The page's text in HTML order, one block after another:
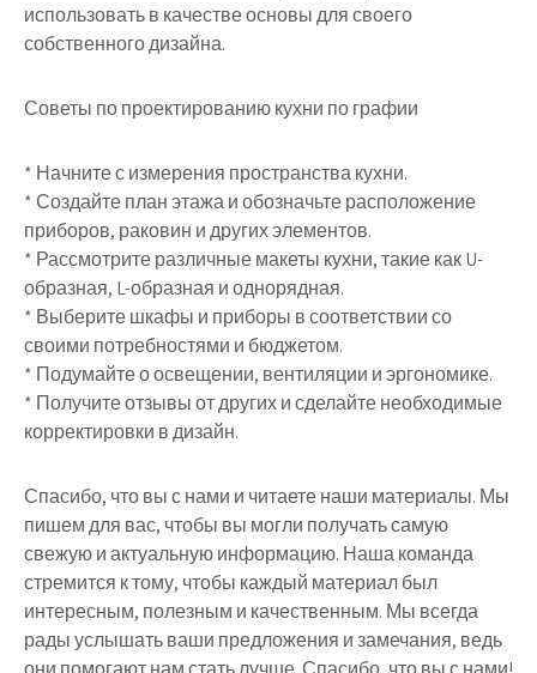
использовать в качестве основы для своего
собственного дизайна.
Советы по проектированию кухни по графии
* Начните с измерения пространства кухни.
* Создайте план этажа и обозначьте расположение
приборов, раковин и других элементов.
* Рассмотрите различные макеты кухни, такие как U-
образная, L-образная и однорядная.
* Выберите шкафы и приборы в соответствии со
своими потребностями и бюджетом.
* Подумайте о освещении, вентиляции и эргономике.
* Получите отзывы от других и сделайте необходимые
корректировки в дизайн.
Спасибо, что вы с нами и читаете наши материалы. Мы
пишем для вас, чтобы вы могли получать самую
свежую и актуальную информацию. Наша команда
стремится к тому, чтобы каждый материал был
интересным, полезным и качественным. Мы всегда
рады услышать ваши предложения и замечания, ведь